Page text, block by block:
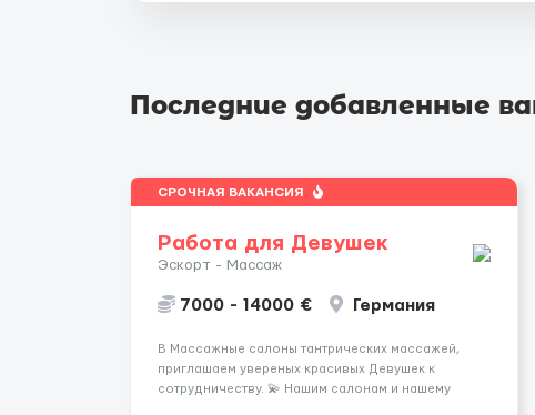
Последние добавленные
СРОЧНАЯ ВАКАНСИЯ
Работа для Девушек
Эскорт - Массаж
7000 - 14000 € Германия
В Массажные салоны тантрических массажей,
приглашаем увереных красивых Девушек к
сотрудничеству. 💫 Нашим салонам и нашему